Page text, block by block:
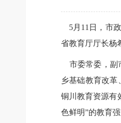
5月11日，市
省教育厅厅长杨
市委常委，副
乡基础教育改
铜川教育资源有
色鲜明”的教育